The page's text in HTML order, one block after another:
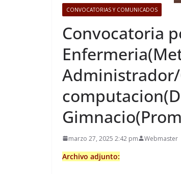
CONVOCATORIAS Y COMUNICADOS
Convocatoria
Administrador/
marzo 27, 2025 2:42 pm Webmaster
Archivo adjunto: